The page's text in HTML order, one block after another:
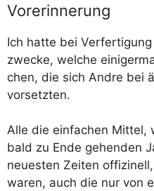
Vorerinnerung
Ich hat­te bei
zwe­cke, wel­che
chen, die sich And­re bei
vorsetzten.
Alle die ein­fa­chen Mit­tel,
bald zu Ende gehen­den
neu­es­ten Zei­ten
waren, auch die nur von